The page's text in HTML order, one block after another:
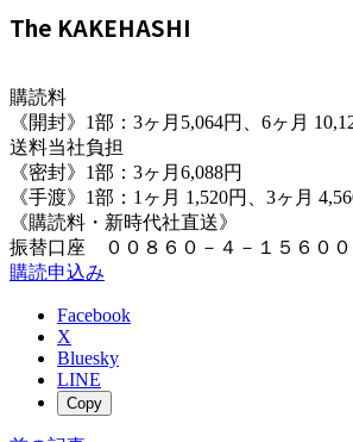
The KAKEHASHI
購読料
《開封》1部：3ヶ月5,064円、6ヶ月
送料当社負担
《密封》1部：3ヶ月6,088円
《手渡》1部：1ヶ月 1,520円、3ヶ月
《購読料・新時代社直送》
振替口座 ００８６０－４－１５６０
購読申込み
Facebook
X
Bluesky
LINE
Copy